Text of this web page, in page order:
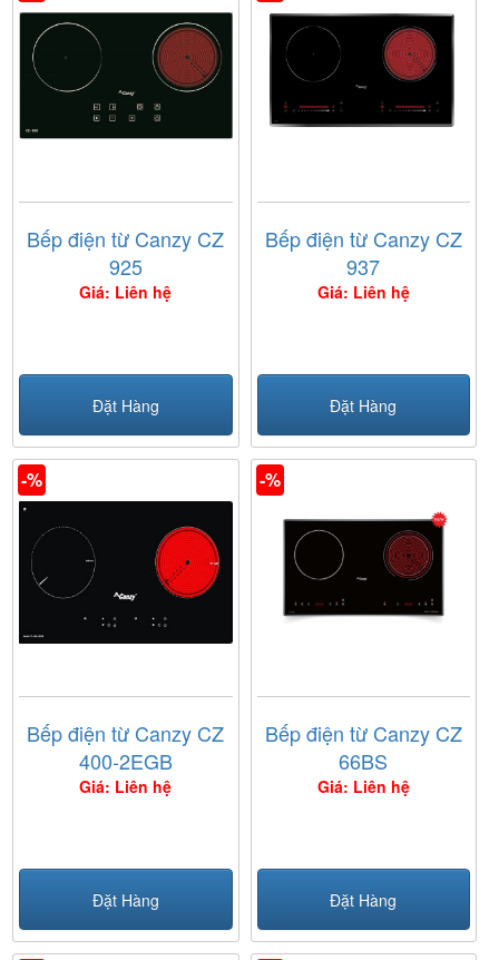
Bếp điện từ Canzy CZ
925
Giá: Liên hệ
Đặt Hàng
Bếp điện từ Canzy CZ
937
Giá: Liên hệ
Đặt Hàng
-%
Bếp điện từ Canzy CZ
400-2EGB
Giá: Liên hệ
Đặt Hàng
-%
Bếp điện từ Canzy CZ
66BS
Giá: Liên hệ
Đặt Hàng